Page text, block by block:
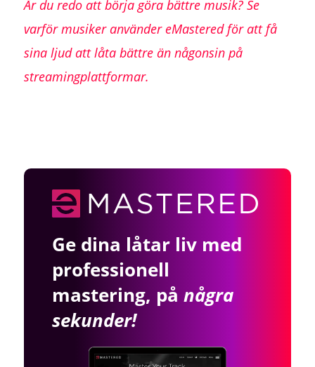
Är du redo att börja göra bättre musik? Se
varför musiker använder eMastered för att få
sina ljud att låta bättre än någonsin på
streamingplattformar.
Ge dina låtar liv med
professionell
mastering, på några
sekunder!